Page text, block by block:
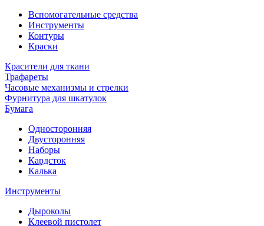
Вспомогательные средства
Инструменты
Контуры
Краски
Красители для ткани
Трафареты
Часовые механизмы и стрелки
Фурнитура для шкатулок
Бумага
Односторонняя
Двусторонняя
Наборы
Кардсток
Калька
Инструменты
Дыроколы
Клеевой пистолет